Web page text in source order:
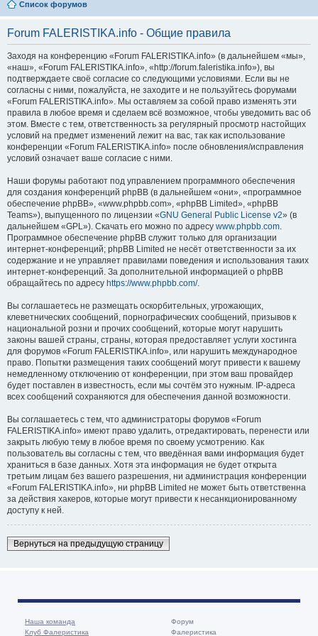
Список форумов
Forum FALERISTIKA.info - Общие правила
Заходя на конференцию «Forum FALERISTIKA.info» (в дальнейшем «мы»,
«наш», «Forum FALERISTIKA.info», «http://forum.faleristika.info»), вы
подтверждаете своё согласие со следующими условиями. Если вы не
согласны с ними, пожалуйста, не заходите и не пользуйтесь форумами
«Forum FALERISTIKA.info». Мы оставляем за собой право изменять эти
правила в любое время и сделаем всё возможное, чтобы уведомить вас об
этом. Вместе с тем, ответственность за регулярный просмотр настойщих
условий на предмет изменений лежит на вас, так как использование
конференции «Forum FALERISTIKA.info» после обновления/исправления
условий означает ваше согласие с ними.
Наши форумы работают под управлением программного обеспечения
для создания конференций phpBB (в дальнейшем «они», «программное
обеспечение phpBB», «www.phpbb.com», «phpBB Limited», «phpBB
Teams»), выпущенного по лицензии «GNU General Public License v2» (в
дальнейшем «GPL»). Скачать его можно по адресу www.phpbb.com.
Программное обеспечение phpBB служит только для организации
интернет-конференций; phpBB Limited не несёт ответственности за их
содержание и не управляет правилами поведения и использования таких
интернет-конференций. За дополнительной информацией о phpBB
обращайтесь по адресу https://www.phpbb.com/.
Вы соглашаетесь не размещать оскорбительных, угрожающих,
клеветнических сообщений, порнографических сообщений, призывов к
национальной розни и прочих сообщений, которые могут нарушить
законы вашей страны, страны, которая предоставляет услуги хостинга
для форумов «Forum FALERISTIKA.info», или нарушить международное
право. Попытки размещения таких сообщений могут привести к вашему
немедленному отключению от конференции, при этом ваш провайдер
будет поставлен в известность, если мы сочтём это нужным. IP-адреса
всех сообщений сохраняются для обеспечения данной возможности.
Вы соглашаетесь с тем, что администраторы форумов «Forum
FALERISTIKA.info» имеют право удалить, отредактировать, перенести или
закрыть любую тему в любое время по своему усмотрению. Как
пользователь вы согласны с тем, что введённая вами информация будет
храниться в базе данных. Хотя эта информация не будет открыта
третьим лицам без вашего разрешения, ни администрация конференции
«Forum FALERISTIKA.info», ни phpBB Limited не может быть ответственна
за действия хакеров, которые могут привести к несанкционированному
доступу к ней.
Вернуться на предыдущую страницу
Наша команда
Клуб Фалеристика
Форум
Фалеристика